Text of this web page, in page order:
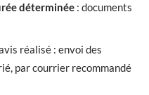
déterminée : documents
réalisé : envoi des
par courrier recommandé